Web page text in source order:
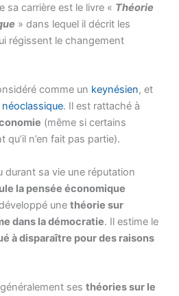
sa carrière est le livre « Théorie
» dans lequel il décrit les
régissent le changement
comme un keynésien, et
néoclassique. Il est rattaché à
(même si certains
n’en fait pas partie).
durant sa vie une réputation
la pensée économique
unethéorie sur
dans la démocratie. Il estime le
à disparaître pour des raisons
sesthéories sur le